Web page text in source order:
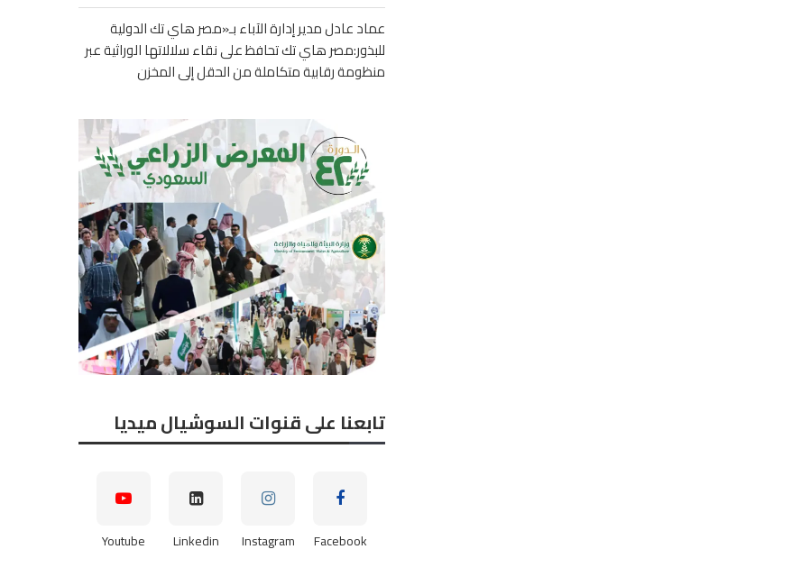
عماد عادل مدير إدارة الآباء بـ«مصر هاي تك الدولية
للبذور:مصر هاي تك تحافظ على نقاء سلالاتها الوراثية عبر
منظومة رقابية متكاملة من الحقل إلى المخزن
تابعنا على قنوات السوشيال ميديا
Facebook
Instagram
Linkedin
Youtube